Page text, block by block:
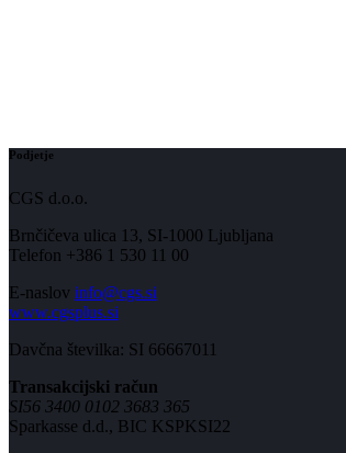
Podjetje
CGS d.o.o.
Brnčičeva ulica 13, SI-1000 Ljubljana
Telefon +386 1 530 11 00
E-naslov info@cgs.si
www.cgsplus.si
Davčna številka: SI 66667011
Transakcijski račun
SI56 3400 0102 3683 365
Sparkasse d.d., BIC KSPKSI22